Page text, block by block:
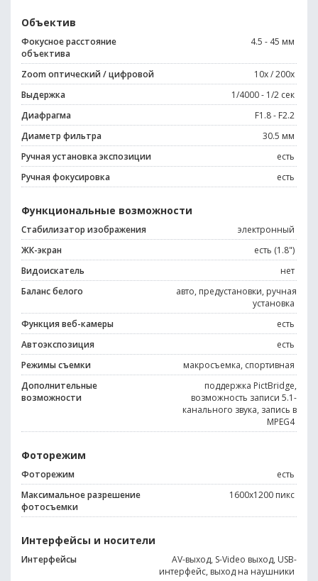
Объектив
Фокусное расстояние
объектива
4.5 - 45 мм
Zoom оптический / цифровой
10x / 200x
Выдержка
1/4000 - 1/2 сек
Диафрагма
F1.8 - F2.2
Диаметр фильтра
30.5 мм
Ручная установка экспозиции
есть
Ручная фокусировка
есть
Функциональные возможности
Стабилизатор изображения
электронный
ЖК-экран
есть (1.8")
Видоискатель
нет
Баланс белого
авто, предустановки, ручная
установка
Функция веб-камеры
есть
Автоэкспозиция
есть
Режимы съемки
макросъемка, спортивная
Дополнительные
возможности
поддержка PictBridge,
возможность записи 5.1-
канального звука, запись в
MPEG4
Фоторежим
Фоторежим
есть
Максимальное разрешение
фотосъемки
1600x1200 пикс
Интерфейсы и носители
Интерфейсы
AV-выход, S-Video выход, USB-
интерфейс, выход на наушники